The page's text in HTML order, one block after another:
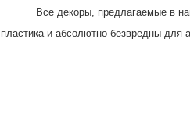
Все декоры, предлагаемые в
пластика и абсолютно безвредны для